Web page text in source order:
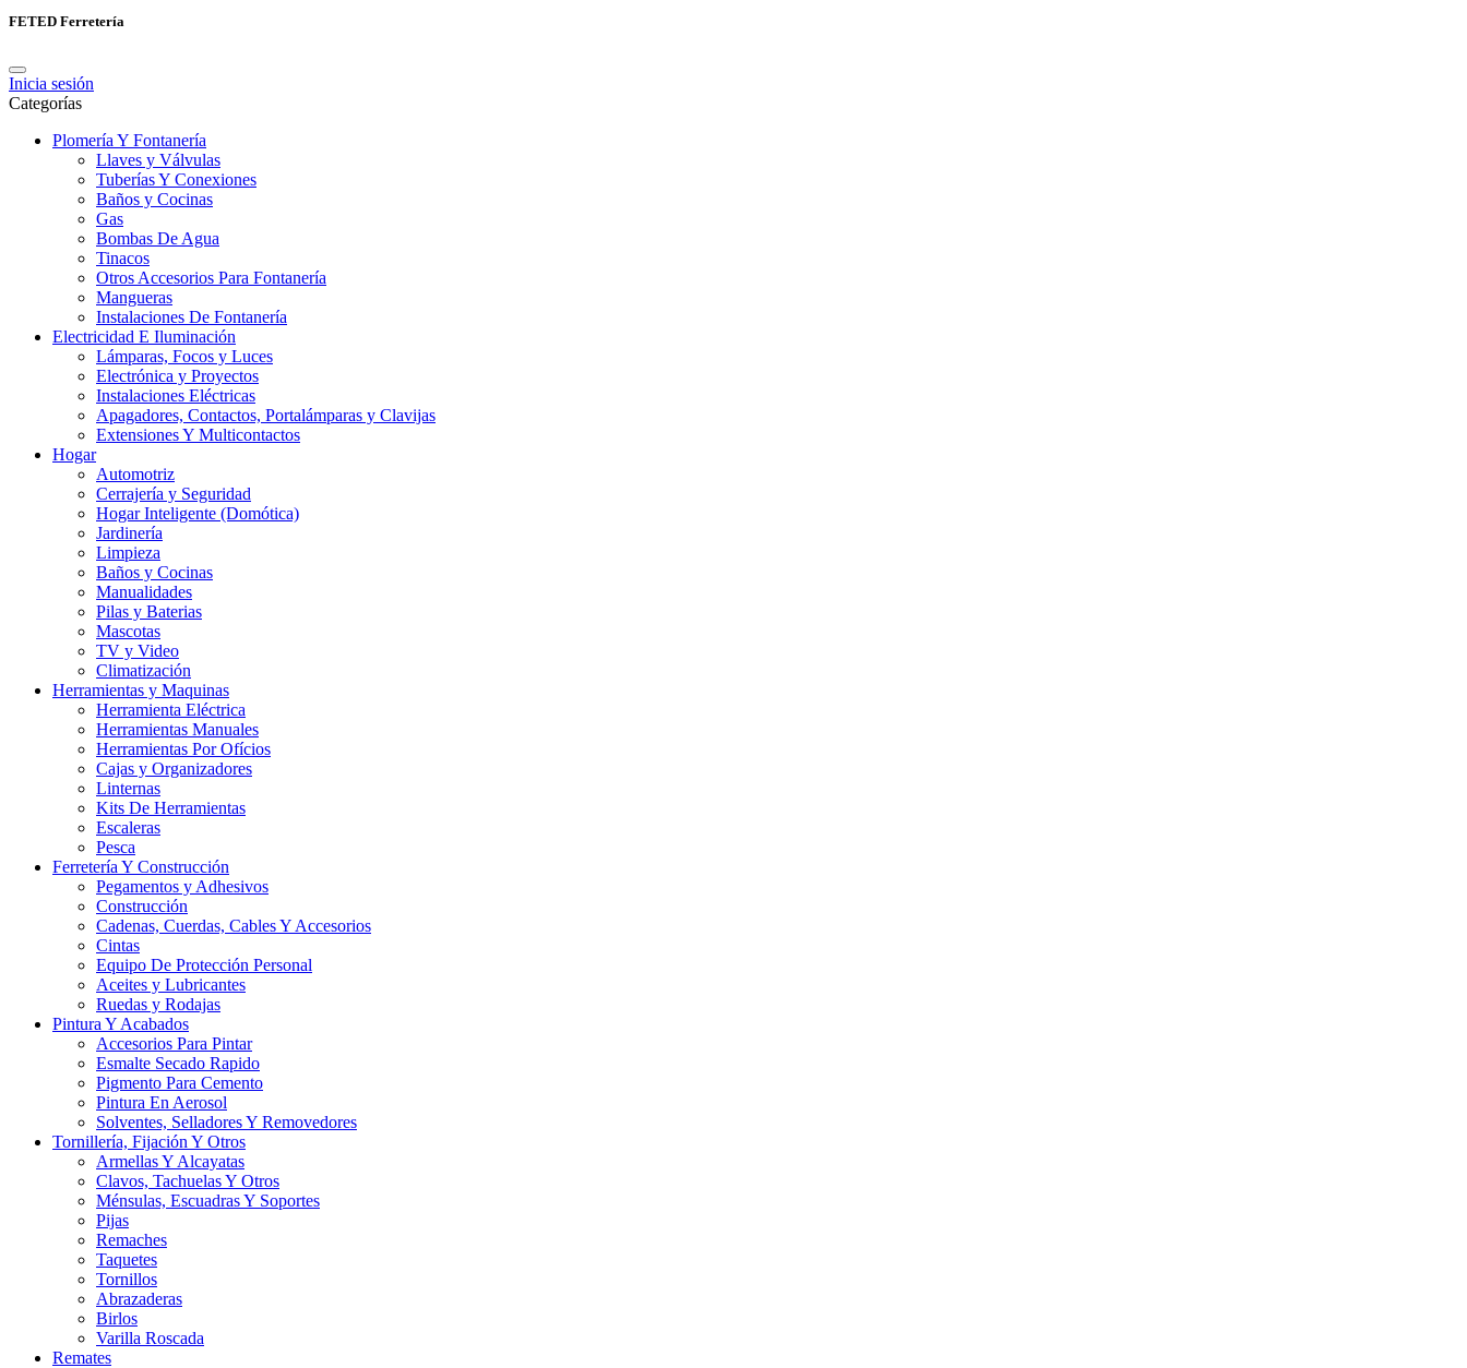
FETED Ferretería
Inicia sesión
Categorías
Plomería Y Fontanería
Llaves y Válvulas
Tuberías Y Conexiones
Baños y Cocinas
Gas
Bombas De Agua
Tinacos
Otros Accesorios Para Fontanería
Mangueras
Instalaciones De Fontanería
Electricidad E Iluminación
Lámparas, Focos y Luces
Electrónica y Proyectos
Instalaciones Eléctricas
Apagadores, Contactos, Portalámparas y Clavijas
Extensiones Y Multicontactos
Hogar
Automotriz
Cerrajería y Seguridad
Hogar Inteligente (Domótica)
Jardinería
Limpieza
Baños y Cocinas
Manualidades
Pilas y Baterias
Mascotas
TV y Video
Climatización
Herramientas y Maquinas
Herramienta Eléctrica
Herramientas Manuales
Herramientas Por Ofícios
Cajas y Organizadores
Linternas
Kits De Herramientas
Escaleras
Pesca
Ferretería Y Construcción
Pegamentos y Adhesivos
Construcción
Cadenas, Cuerdas, Cables Y Accesorios
Cintas
Equipo De Protección Personal
Aceites y Lubricantes
Ruedas y Rodajas
Pintura Y Acabados
Accesorios Para Pintar
Esmalte Secado Rapido
Pigmento Para Cemento
Pintura En Aerosol
Solventes, Selladores Y Removedores
Tornillería, Fijación Y Otros
Armellas Y Alcayatas
Clavos, Tachuelas Y Otros
Ménsulas, Escuadras Y Soportes
Pijas
Remaches
Taquetes
Tornillos
Abrazaderas
Birlos
Varilla Roscada
Remates